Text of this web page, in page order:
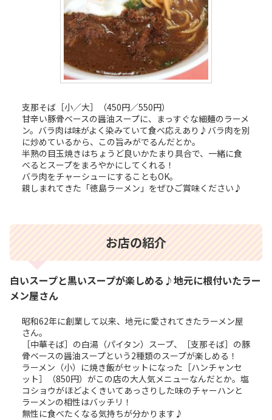
支那そば［小／大］（450円／550円）
甘辛い豚骨ベースの醤油スープに、まっすぐな細麺のラーメ
ン。バラ肉は味がよく染みていて食べ応えあり♪バラ肉を別
に炒めているから、この旨みがでるんだとか。
半熟の目玉焼きはちょうど良いかたまり具合で、一緒に食
べるとスープをまろやかにしてくれる！
バラ肉をチャーシューにすることもOK。
親しまれてきた「徳島ラーメン」をぜひご賞味ください♪
お店の紹介
白いスープと黒いスープが楽しめる♪地元に根付いたラー
メン屋さん
昭和62年に創業して以来、地元に愛されてきたラーメン屋
さん。
［中華そば］の白湯（パイタン）スープ、［支那そば］の豚
骨ベースの醤油スープという2種類のスープが楽しめる！
ラーメン（小）に焼き飯がセットになった［ハンチャンセ
ット］（850円）がこの店の大人気メニューなんだとか。塩
コショウがほどよくきいてあっさりした味のチャーハンと
ラーメンの相性はバッチリ！
無性に食べたくなる気持ちが分かります♪